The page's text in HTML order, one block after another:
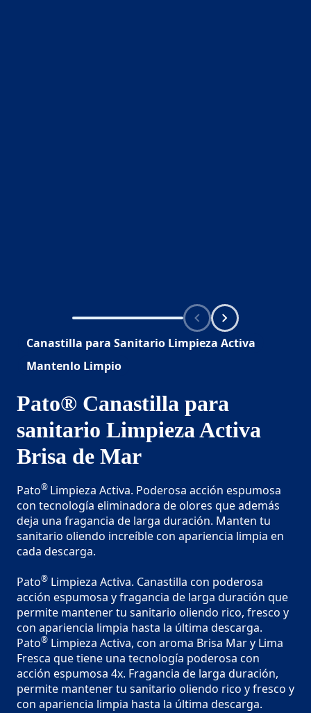
Canastilla para Sanitario Limpieza Activa
Mantenlo Limpio
Pato® Canastilla para
sanitario Limpieza Activa
Brisa de Mar
Pato® Limpieza Activa. Poderosa acción espumosa
con tecnología eliminadora de olores que además
deja una fragancia de larga duración. Manten tu
sanitario oliendo increíble con apariencia limpia en
cada descarga.
Pato® Limpieza Activa. Canastilla con poderosa
acción espumosa y fragancia de larga duración que
permite mantener tu sanitario oliendo rico, fresco y
con apariencia limpia hasta la última descarga.
Pato® Limpieza Activa, con aroma Brisa Mar y Lima
Fresca que tiene una tecnología poderosa con
acción espumosa 4x. Fragancia de larga duración,
permite mantener tu sanitario oliendo rico y fresco y
con apariencia limpia hasta la última descarga.